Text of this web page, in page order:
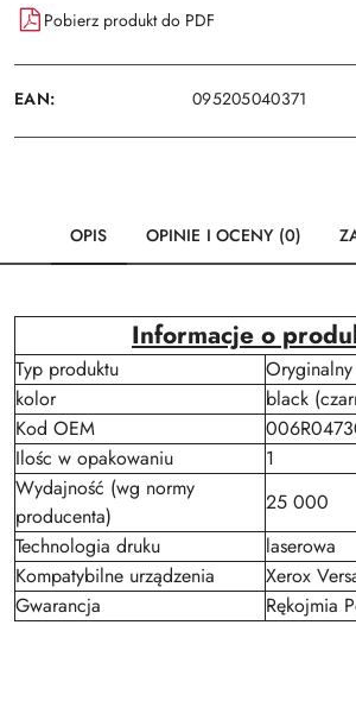
Pobierz produkt do PDF
EAN: 095205040371
OPIS OPINIE I OCENY (0)
Informacje o
Typ produktu
Oryginalny
kolor
black
Kod OEM
Ilośc w opakowaniu
1
Wydajność (wg normy
producenta)
25 000
Technologia druku
laserowa
Kompatybilne urządzenia
Xerox
Gwarancja
Rękojmia